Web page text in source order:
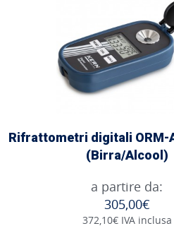
Rifrattometri digitali ORM-
(Birra/Alcool)
a partire da:
305,00€
372,10€ IVA inclusa